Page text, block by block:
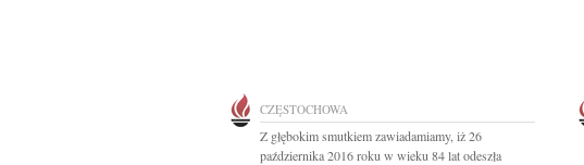
CZĘSTOCHOWA
Z głębokim smutkiem zawiadamiamy, iż 26
października 2016 roku w wieku 84 lat odeszła